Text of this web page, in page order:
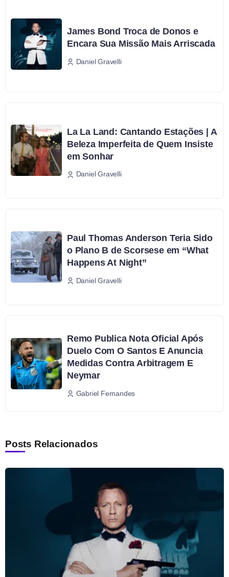
James Bond Troca de Donos e
Encara Sua Missão Mais Arriscada
Daniel Gravelli
La La Land: Cantando Estações | A
Beleza Imperfeita de Quem Insiste
em Sonhar
Daniel Gravelli
Paul Thomas Anderson Teria Sido
o Plano B de Scorsese em “What
Happens At Night”
Daniel Gravelli
Remo Publica Nota Oficial Após
Duelo Com O Santos E Anuncia
Medidas Contra Arbitragem E
Neymar
Gabriel Fernandes
Posts Relacionados